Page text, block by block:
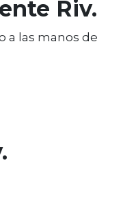
Riv.
a las manos de